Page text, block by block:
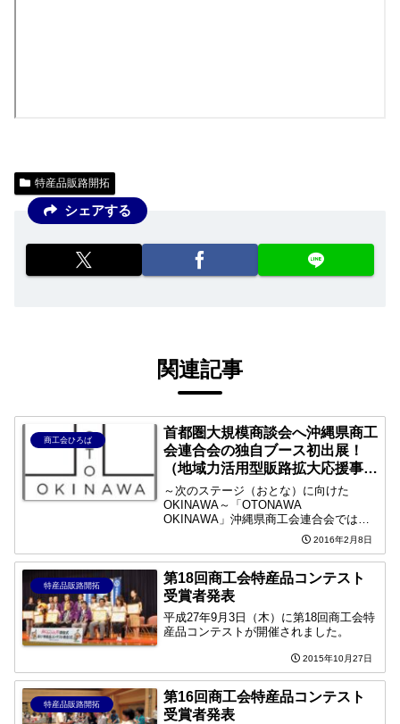
特産品販路開拓
シェアする
関連記事
商工会ひろば
首都圏大規模商談会へ沖縄県商工
会連合会の独自ブース初出展！
（地域力活用型販路拡大応援事
業）
～次のステージ（おとな）に向けた
OKINAWA～「OTONAWA
OKINAWA」沖縄県商工会連合会では、
平成27 年度の販路開拓支援プロジェクト
として、県外の販路開拓に意欲的な県内
中小・小規模企業の商品を募集・選定
し、事業者が所属する県内...
2016年2月8日
特産品販路開拓
第18回商工会特産品コンテスト
受賞者発表
平成27年9月3日（木）に第18回商工会特
産品コンテストが開催されました。
2015年10月27日
特産品販路開拓
第16回商工会特産品コンテスト
受賞者発表